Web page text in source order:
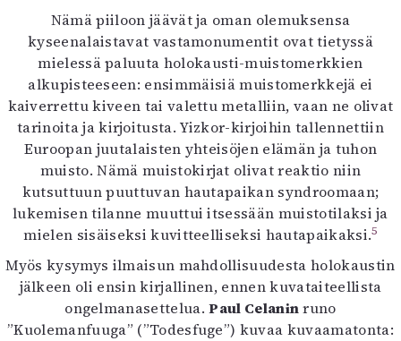
Nämä piiloon jäävät ja oman olemuksensa
kyseenalaistavat vastamonumentit ovat tietyssä
mielessä paluuta holokausti-muistomerkkien
alkupisteeseen: ensimmäisiä muistomerkkejä ei
kaiverrettu kiveen tai valettu metalliin, vaan ne olivat
tarinoita ja kirjoitusta. Yizkor-kirjoihin tallennettiin
Euroopan juutalaisten yhteisöjen elämän ja tuhon
muisto. Nämä muistokirjat olivat reaktio niin
kutsuttuun puuttuvan hautapaikan syndroomaan;
lukemisen tilanne muuttui itsessään muistotilaksi ja
mielen sisäiseksi kuvitteelliseksi hautapaikaksi.5
Myös kysymys ilmaisun mahdollisuudesta holokaustin
jälkeen oli ensin kirjallinen, ennen kuvataiteellista
ongelmanasettelua.Paul Celaninruno
”Kuolemanfuuga” (”Todesfuge”) kuvaa kuvaamatonta: